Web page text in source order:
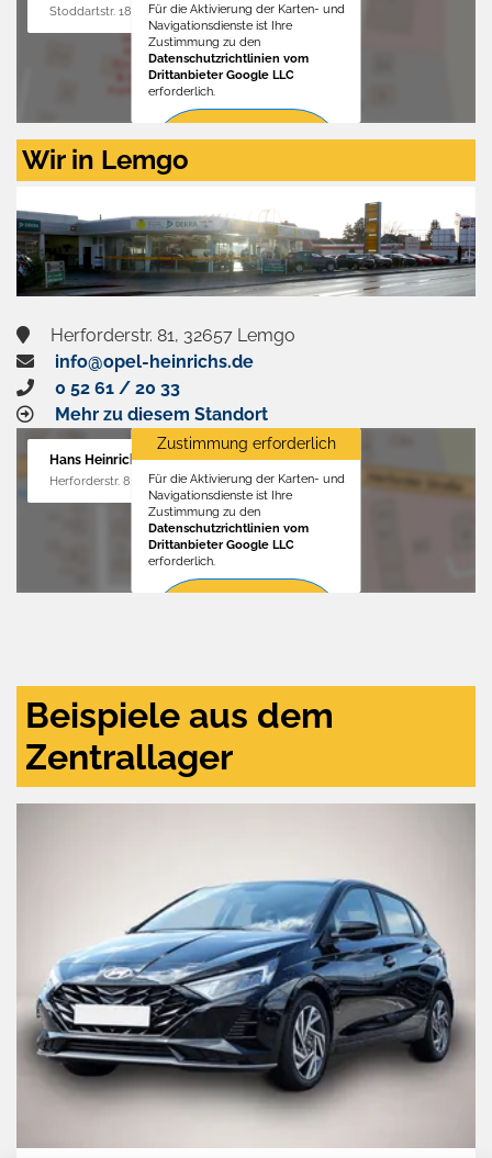
Stoddartstr. 18, 32758 DetmoldFür die Aktivierung der Karten- und
Navigationsdienste ist Ihre
Zustimmung zu den
Datenschutzrichtlinien vom
Drittanbieter Google LLC
erforderlich.
Zustimmen
aktivieren
Wir in Lemgo
Herforderstr. 81, 32657 Lemgo
info@opel-heinrichs.de
0 52 61 / 20 33
Mehr zu diesem Standort
Hans Heinrichs GmbH
Herforderstr. 81, 32657 Lemgo
Zustimmung erforderlich
Für die Aktivierung der Karten- und
Navigationsdienste ist Ihre
Zustimmung zu den
Datenschutzrichtlinien vom
Drittanbieter Google LLC
erforderlich.
Beispiele aus dem
Zentrallager